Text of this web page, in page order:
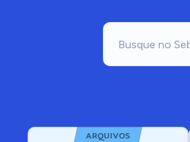
ARQUIVOS